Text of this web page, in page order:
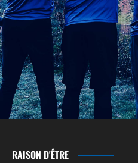
RAISON D'ÊTRE